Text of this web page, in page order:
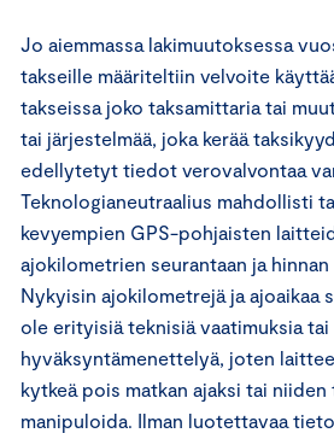
Jo aiemmassa lakimuutoksessa
takseille määriteltiin velvoite
takseissa joko taksamittaria tai
tai järjestelmää, joka kerää
edellytetyt tiedot verovalvontaa
Teknologianeutraalius mahdollisti
kevyempien GPS-pohjaisten
ajokilometrien seurantaan ja hinnan
Nykyisin ajokilometrejä ja ajoaikaa
ole erityisiä teknisiä vaatimuksia tai
hyväksyntämenettelyä, joten
kytkeä pois matkan ajaksi tai
manipuloida. Ilman luotettavaa